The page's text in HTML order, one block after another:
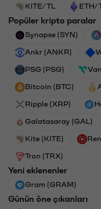
KITE/TL ETH/
Popüler kripto paralar
Synapse (SYN)
Ankr (ANKR)
PSG (PSG)
Bitcoin (BTC)
Ripple (XRP)
Galatasaray (GAL)
Kite (KITE)
Tron (TRX)
Yeni eklenenler
Gram (GRAM)
Günün öne çıkanları